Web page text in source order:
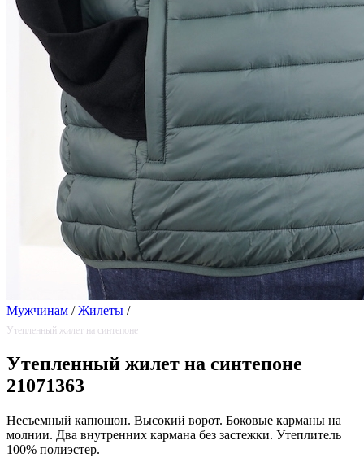
Мужчинам / Жилеты /
Утепленный жилет на синтепоне
Утепленный жилет на синтепоне
21071363
Несъемный капюшон. Высокий ворот. Боковые карманы на
молнии. Два внутренних кармана без застежки. Утеплитель
100% полиэстер.